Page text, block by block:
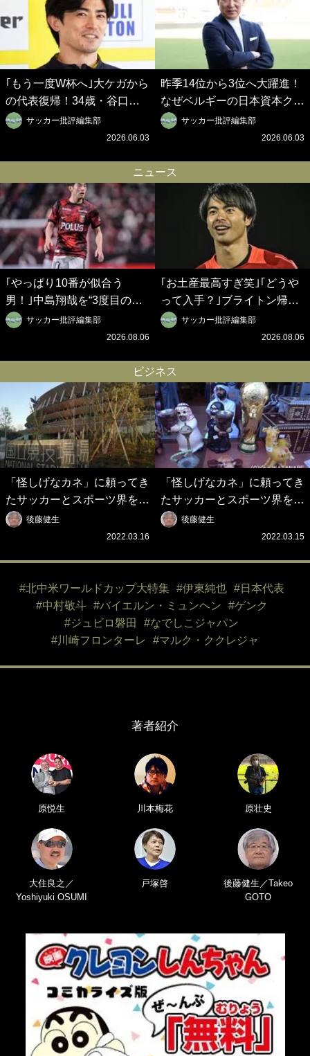
｢もう一度W杯へ｣大ケガから
の代表復帰！34歳・谷口彰
悟の奇跡を支えた日本資本の
ベルギークラブ、次なる野望
ロイデン立石敬之CEOの世
界戦略】(2)
サッカー批評編集部
2026.06.03
昨季14位から3位へ大躍進！
なぜベルギーの日本資本クラ
ブは創設102年目に歴史的快
挙を成し遂げられたのか？
之CEOの世界戦略】(1)
サッカー批評編集部
2026.06.03
ニュース
｢やっぱり10番が似合う
男！｣中島翔哉を“3度目の獲
得”ポルティモネンセが歓迎
アニメーションで背番号10
せだね〜｣｢爽やかイケメン｣
サッカー批評編集部
2026.08.06
｢お土産最高すぎ笑｣｢どうや
って入手？｣ブライトン帰還
の三笘薫、同僚に“ポケカ”を
プレゼント！｢薫の笑顔見れ
ル可愛すぎ｣
サッカー批評編集部
2026.08.06
ビジネス
「怪しげなカネ」に頼ってき
たサッカーとスポーツ界を待
つ未来(4)スポーツを「持続
可能」にする「真の投資」の
後藤健生
2022.03.16
「怪しげなカネ」に頼ってき
たサッカーとスポーツ界を待
つ未来(3)「ロシアン・マネ
ー」に続く中東の「オイルマ
後藤健生
2022.03.15
#北中米ワールドカップ大特集 #伊東純也
#日本代表
#中村敬斗
#バイエルン・ミュンヘン
#ゲンク
#ジュビロ磐田
#なでしこジャパン
#川崎フロンターレ
#マルク・ククレジャ
著者紹介
原悦生 川本梅花 原壮史
大住良之／
Yoshiyuki OSUMI
戸塚啓
後藤健生／Takeo
GOTO